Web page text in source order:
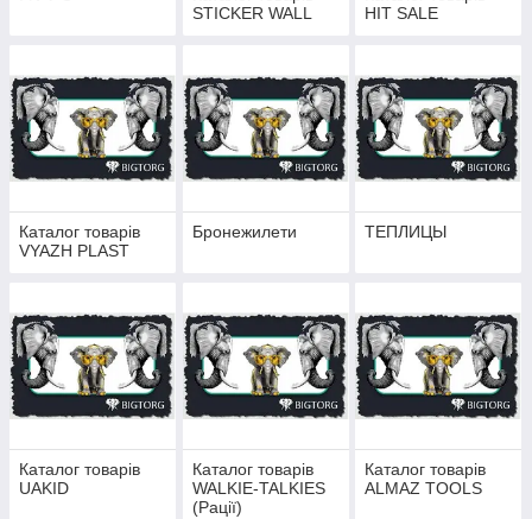
STICKER WALL
HIT SALE
Каталог товарів
VYAZH PLAST
Бронежилети ТЕПЛИЦЫ
Каталог товарів
UAKID
Каталог товарів
WALKIE-TALKIES
(Рації)
Каталог товарів
ALMAZ TOOLS